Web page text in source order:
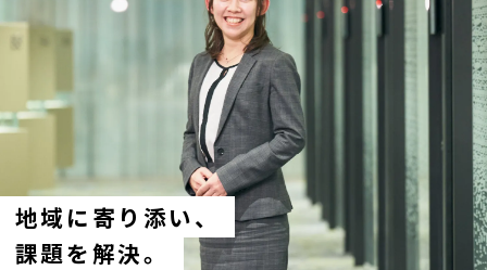
ッ
タ
グ
地域に寄り添い、
課題を解決。